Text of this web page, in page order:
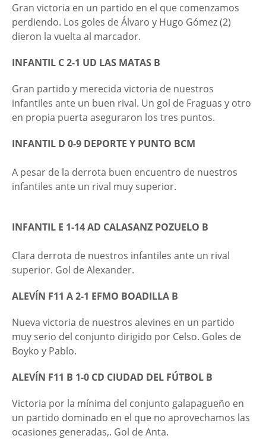
Gran victoria en un partido en el que comenzamos
perdiendo. Los goles de Álvaro y Hugo Gómez (2)
dieron la vuelta al marcador.
INFANTIL C 2-1 UD LAS MATAS B
Gran partido y merecida victoria de nuestros
infantiles ante un buen rival. Un gol de Fraguas y otro
en propia puerta aseguraron los tres puntos.
INFANTIL D 0-9 DEPORTE Y PUNTO BCM
A pesar de la derrota buen encuentro de nuestros
infantiles ante un rival muy superior.
INFANTIL E 1-14 AD CALASANZ POZUELO B
Clara derrota de nuestros infantiles ante un rival
superior. Gol de Alexander.
ALEVÍN F11 A 2-1 EFMO BOADILLA B
Nueva victoria de nuestros alevines en un partido
muy serio del conjunto dirigido por Celso. Goles de
Boyko y Pablo.
ALEVÍN F11 B 1-0 CD CIUDAD DEL FÚTBOL B
Victoria por la mínima del conjunto galapagueño en
un partido dominado en el que no aprovechamos las
ocasiones generadas,. Gol de Anta.